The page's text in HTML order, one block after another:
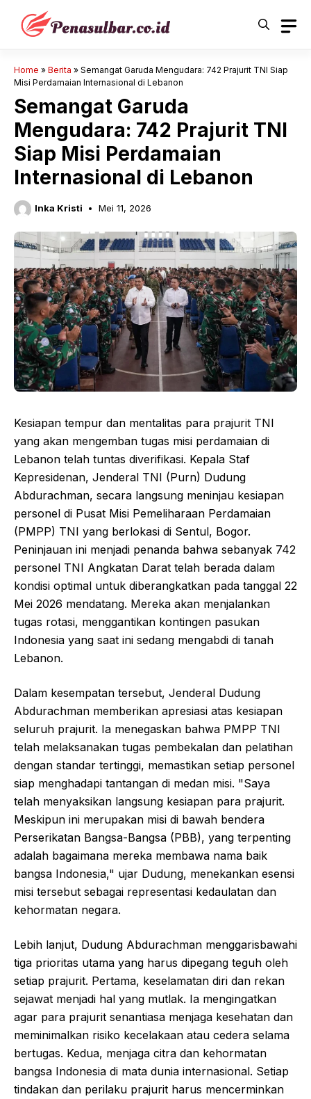
Langsung
Home » Berita » Semangat Garuda Mengudara: 742 Prajurit TNI Siap
Misi Perdamaian Internasional di Lebanon
Semangat Garuda
Mengudara: 742 Prajurit TNI
Siap Misi Perdamaian
Internasional di Lebanon
Inka Kristi Mei 11, 2026
Kesiapan tempur dan mentalitas para prajurit TNI
yang akan mengemban tugas misi perdamaian di
Lebanon telah tuntas diverifikasi. Kepala Staf
Kepresidenan, Jenderal TNI (Purn) Dudung
Abdurachman, secara langsung meninjau kesiapan
personel di Pusat Misi Pemeliharaan Perdamaian
(PMPP) TNI yang berlokasi di Sentul, Bogor.
Peninjauan ini menjadi penanda bahwa sebanyak 742
personel TNI Angkatan Darat telah berada dalam
kondisi optimal untuk diberangkatkan pada tanggal 22
Mei 2026 mendatang. Mereka akan menjalankan
tugas rotasi, menggantikan kontingen pasukan
Indonesia yang saat ini sedang mengabdi di tanah
Lebanon.
Dalam kesempatan tersebut, Jenderal Dudung
Abdurachman memberikan apresiasi atas kesiapan
seluruh prajurit. Ia menegaskan bahwa PMPP TNI
telah melaksanakan tugas pembekalan dan pelatihan
dengan standar tertinggi, memastikan setiap personel
siap menghadapi tantangan di medan misi. "Saya
telah menyaksikan langsung kesiapan para prajurit.
Meskipun ini merupakan misi di bawah bendera
Perserikatan Bangsa-Bangsa (PBB), yang terpenting
adalah bagaimana mereka membawa nama baik
bangsa Indonesia," ujar Dudung, menekankan esensi
misi tersebut sebagai representasi kedaulatan dan
kehormatan negara.
Lebih lanjut, Dudung Abdurachman menggarisbawahi
tiga prioritas utama yang harus dipegang teguh oleh
setiap prajurit. Pertama, keselamatan diri dan rekan
sejawat menjadi hal yang mutlak. Ia mengingatkan
agar para prajurit senantiasa menjaga kesehatan dan
meminimalkan risiko kecelakaan atau cedera selama
bertugas. Kedua, menjaga citra dan kehormatan
bangsa Indonesia di mata dunia internasional. Setiap
tindakan dan perilaku prajurit harus mencerminkan